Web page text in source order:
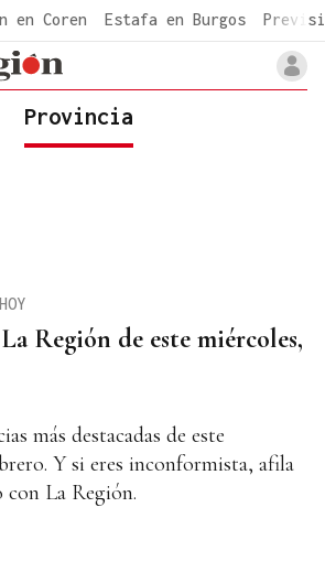
en Coren Estafa en Burgos
Provincia
Región de este miércoles,
más destacadas de este
Y si eres inconformista, afila
La Región.